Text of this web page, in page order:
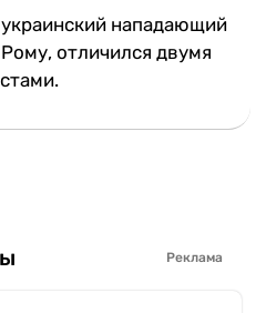
нападающий
отличился двумя
Реклама